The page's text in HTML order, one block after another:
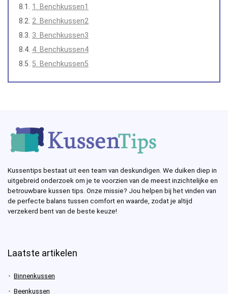
1. Benchkussen1
2. Benchkussen2
3. Benchkussen3
4. Benchkussen4
5. Benchkussen5
Kussentips bestaat uit een team van deskundigen. We duiken diep in
uitgebreid onderzoek om je te voorzien van de meest inzichtelijke en
betrouwbare kussen tips. Onze missie? Jou helpen bij het vinden van
de perfecte balans tussen comfort en waarde, zodat je altijd
verzekerd bent van de beste keuze!
Laatste artikelen
Binnenkussen
Beenkussen